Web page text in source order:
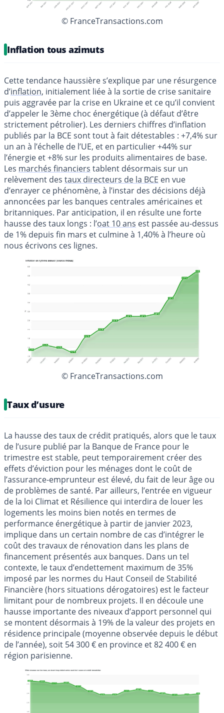
© FranceTransactions.com
Inflation tous azimuts
Cette tendance haussière s’explique par une résurgence
d’inflation, initialement liée à la sortie de crise sanitaire
puis aggravée par la crise en Ukraine et ce qu’il convient
d’appeler le 3ème choc énergétique (à défaut d’être
strictement pétrolier). Les derniers chiffres d’inflation
publiés par la BCE sont tout à fait détestables : +7,4% sur
un an à l’échelle de l’UE, et en particulier +44% sur
l’énergie et +8% sur les produits alimentaires de base.
Les marchés financiers tablent désormais sur un
relèvement des taux directeurs de la BCE en vue
d’enrayer ce phénomène, à l’instar des décisions déjà
annoncées par les banques centrales américaines et
britanniques. Par anticipation, il en résulte une forte
hausse des taux longs : l’oat 10 ans est passée au-dessus
de 1% depuis fin mars et culmine à 1,40% à l’heure où
nous écrivons ces lignes.
© FranceTransactions.com
Taux d’usure
La hausse des taux de crédit pratiqués, alors que le taux
de l’usure publié par la Banque de France pour le
trimestre est stable, peut temporairement créer des
effets d’éviction pour les ménages dont le coût de
l’assurance-emprunteur est élevé, du fait de leur âge ou
de problèmes de santé. Par ailleurs, l’entrée en vigueur
de la loi Climat et Résilience qui interdira de louer les
logements les moins bien notés en termes de
performance énergétique à partir de janvier 2023,
implique dans un certain nombre de cas d’intégrer le
coût des travaux de rénovation dans les plans de
financement présentés aux banques. Dans un tel
contexte, le taux d’endettement maximum de 35%
imposé par les normes du Haut Conseil de Stabilité
Financière (hors situations dérogatoires) est le facteur
limitant pour de nombreux projets. Il en découle une
hausse importante des niveaux d’apport personnel qui
se montent désormais à 19% de la valeur des projets en
résidence principale (moyenne observée depuis le début
de l’année), soit 54 300 € en province et 82 400 € en
région parisienne.